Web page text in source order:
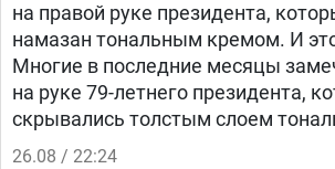
на правой руке президента,
намазан тональным кремом. И
Многие в последние месяцы
на руке 79-летнего президента,
скрывались толстым слоем
26.08 / 22:24